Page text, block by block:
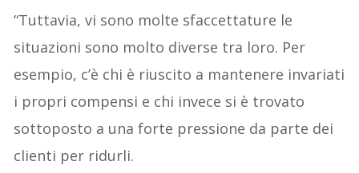
“Tuttavia, vi sono molte sfaccettature le
situazioni sono molto diverse tra loro. Per
esempio, c’è chi è riuscito a mantenere invariati
i propri compensi e chi invece si è trovato
sottoposto a una forte pressione da parte dei
clienti per ridurli.